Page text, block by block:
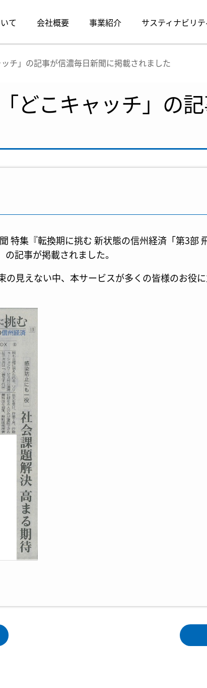
て 会社概要 事業紹介 サスティナビリテ
チ」の記事が信濃毎日新聞に掲載されました
どこキャッチ」の
特集『転換期に挑む 新状態の信州経済「第3部
記事が掲載されました。
の見えない中、本サービスが多くの皆様のお役